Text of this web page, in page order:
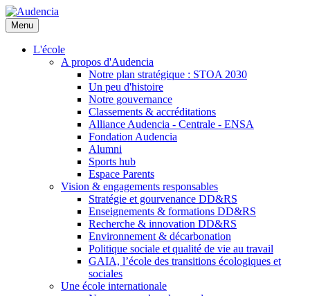
Aller
au
contenu
principal
Menu
L'école
A propos d'Audencia
Notre plan stratégique : STOA 2030
Un peu d'histoire
Notre gouvernance
Classements & accréditations
Alliance Audencia - Centrale - ENSA
Fondation Audencia
Alumni
Sports hub
Espace Parents
Vision & engagements responsables
Stratégie et gourvenance DD&RS
Enseignements & formations DD&RS
Recherche & innovation DD&RS
Environnement & décarbonation
Politique sociale et qualité de vie au travail
GAIA, l’école des transitions écologiques et
sociales
Une école internationale